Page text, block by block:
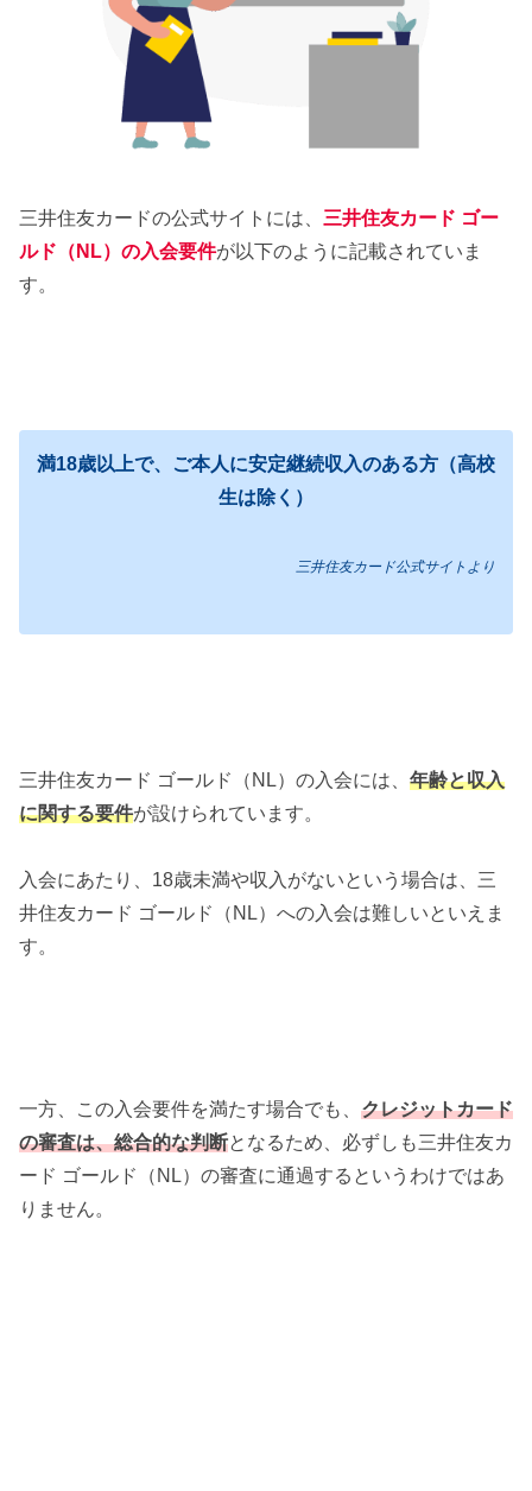
三井住友カードの公式サイトには、 三井住友カード ゴー
ルド（NL）の入会要件が以下のように記載されていま
す。
満18歳以上で、ご本人に安定継続収入のある方（高校
生は除く）
三井住友カード公式サイトより
三井住友カード ゴールド（NL）の入会には、 年齢と収入
に関する要件が設けられています。
入会にあたり、18歳未満や収入がないという場合は、三
井住友カード ゴールド（NL）への入会は難しいといえま
す。
一方、この入会要件を満たす場合でも、 クレジットカード
の審査は、総合的な判断となるため、必ずしも三井住友カ
ード ゴールド（NL）の審査に通過するというわけではあ
りません。